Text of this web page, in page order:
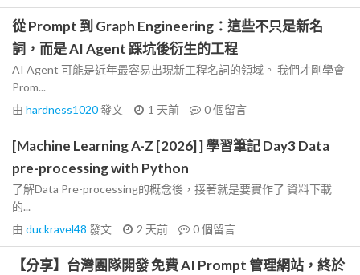
從 Prompt 到 Graph Engineering：這些不只是新名
詞，而是 AI Agent 踩坑後衍生的工程
AI Agent 可能是近年最容易出現新工程名詞的領域。 我們才剛學會
Prom...
由 hardness1020發文 1 天前 0個留言
[Machine Learning A-Z [2026] ] 學習筆記 Day3 Data
pre-processing with Python
了解Data Pre-processing的概念後，接著就是要實作了 資料下載
的...
由 duckravel48 發文 2 天前 0個留言
【分享】台灣團隊開發 免費 AI Prompt 管理網站，終於